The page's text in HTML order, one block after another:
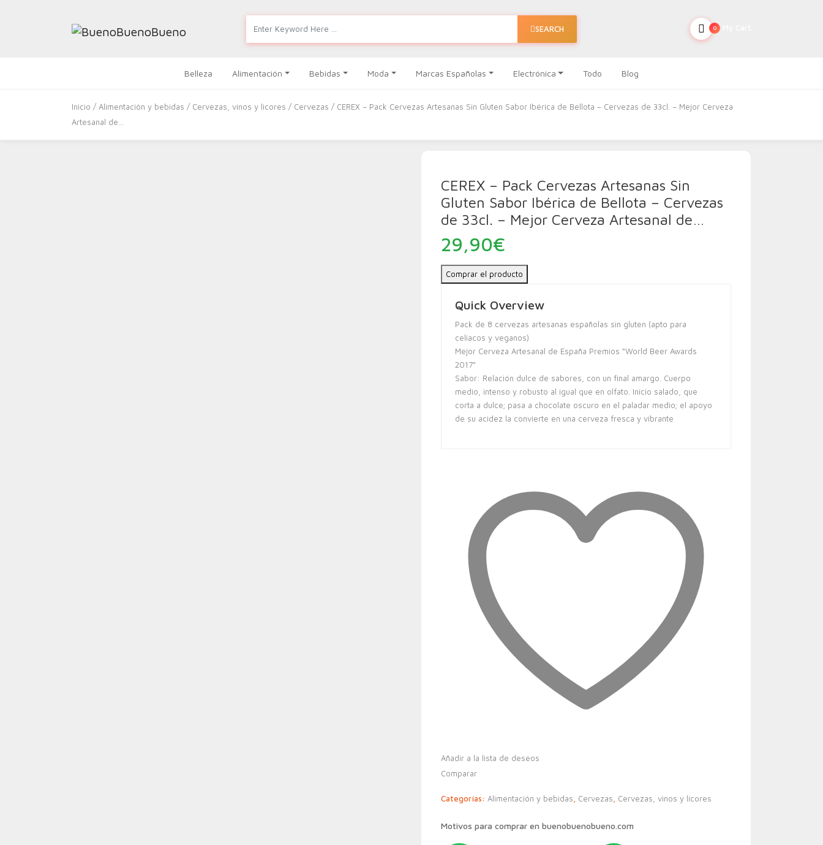
SEARCH 0
Belleza Alimentación Bebidas Moda Marcas Españolas Electrónica Todo Blog
Inicio / Alimentación y bebidas / Cervezas, vinos y licores / Cervezas / CEREX – Pack Cervezas Artesanas Sin Gluten Sabor Ibérica de Bellota – Cervezas de 33cl. – Mejor Cerveza
Artesanal de…
CEREX – Pack Cervezas Artesanas Sin
Gluten Sabor Ibérica de Bellota – Cervezas
de 33cl. – Mejor Cerveza Artesanal de…
29,90€
Comprar el producto
Quick Overview
Pack de 8 cervezas artesanas españolas sin gluten (apto para
celíacos y veganos)
Mejor Cerveza Artesanal de España Premios “World Beer Awards
2017”
Sabor: Relación dulce de sabores, con un final amargo. Cuerpo
medio, intenso y robusto al igual que en olfato. Inicio salado, que
corta a dulce; pasa a chocolate oscuro en el paladar medio; el apoyo
de su acidez la convierte en una cerveza fresca y vibrante
Añadir a la lista de deseos
Comparar
Categorías: Alimentación y bebidas Cervezas Cervezas, vinos y licores
Motivos para comprar en buenobuenobueno.com